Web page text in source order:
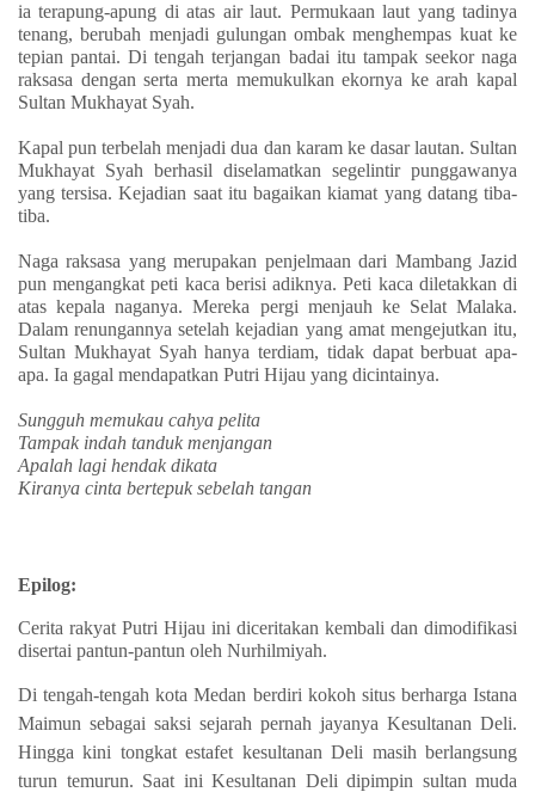
ia terapung-apung di atas air laut. Permukaan laut yang tadinya
tenang, berubah menjadi gulungan ombak menghempas kuat ke
tepian pantai. Di tengah terjangan badai itu tampak seekor naga
raksasa dengan serta merta memukulkan ekornya ke arah kapal
Sultan Mukhayat Syah.
Kapal pun terbelah menjadi dua dan karam ke dasar lautan. Sultan
Mukhayat Syah berhasil diselamatkan segelintir punggawanya
yang tersisa. Kejadian saat itu bagaikan kiamat yang datang tiba-
tiba.
Naga raksasa yang merupakan penjelmaan dari Mambang Jazid
pun mengangkat peti kaca berisi adiknya. Peti kaca diletakkan di
atas kepala naganya. Mereka pergi menjauh ke Selat Malaka.
Dalam renungannya setelah kejadian yang amat mengejutkan itu,
Sultan Mukhayat Syah hanya terdiam, tidak dapat berbuat apa-
apa. Ia gagal mendapatkan Putri Hijau yang dicintainya.
Sungguh memukau cahya pelita
Tampak indah tanduk menjangan
Apalah lagi hendak dikata
Kiranya cinta bertepuk sebelah tangan
Epilog:
Cerita rakyat Putri Hijau ini diceritakan kembali dan dimodifikasi
disertai pantun-pantun oleh Nurhilmiyah.
Di tengah-tengah kota Medan berdiri kokoh situs berharga Istana
Maimun sebagai saksi sejarah pernah jayanya Kesultanan Deli.
Hingga kini tongkat estafet kesultanan Deli masih berlangsung
turun temurun. Saat ini Kesultanan Deli dipimpin sultan muda